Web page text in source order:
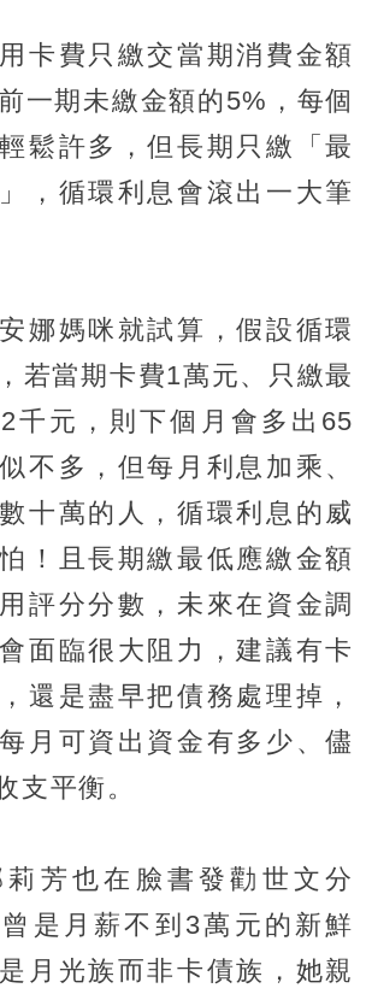
卡費只繳交當期消費金額
一期未繳金額的5%，每個
鬆許多，但長期只繳「最
，循環利息會滾出一大筆
娜媽咪就試算，假設循環
若當期卡費1萬元、只繳最
千元，則下個月會多出65
不多，但每月利息加乘、
十萬的人，循環利息的威
！且長期繳最低應繳金額
評分分數，未來在資金調
面臨很大阻力，建議有卡
還是盡早把債務處理掉，
月可資出資金有多少、儘
支平衡。
芳也在臉書發勸世文分
是月薪不到3萬元的新鮮
月光族而非卡債族，她親